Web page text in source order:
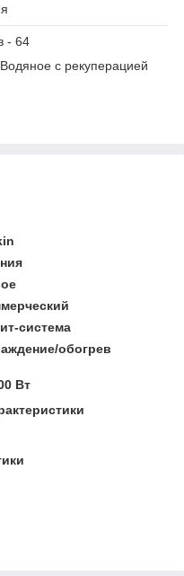
- 64
с рекуперацией
система
обогрев
Вт